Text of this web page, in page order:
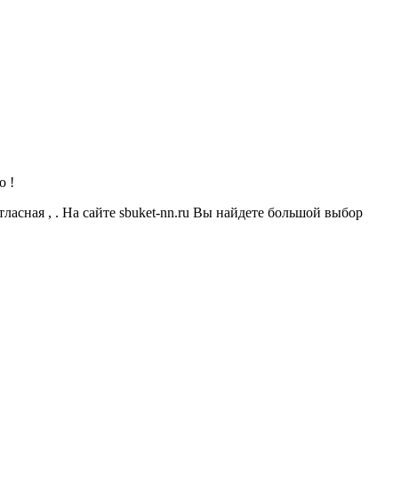
!
, . На сайте sbuket-nn.ru Вы найдете большой выбор